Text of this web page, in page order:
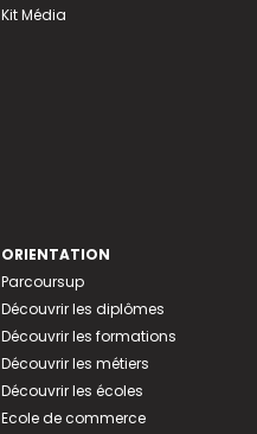
Kit Média
ORIENTATION
Parcoursup
Découvrir les diplômes
Découvrir les formations
Découvrir les métiers
Découvrir les écoles
Ecole de commerce